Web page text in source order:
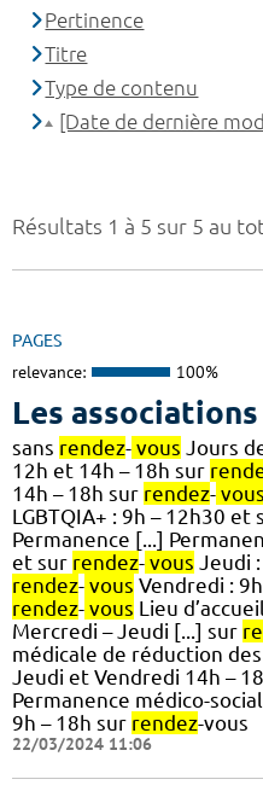
Résultats 1 à 5 sur 5 au
PAGES
relevance: 100%
Les
sans rendez- vous Jours
12h et 14h – 18h sur
14h – 18h sur rendez- vous
LGBTQIA+ : 9h – 12h30 et
Permanence [...]
et sur rendez- vous Jeudi
rendez- vous Vendredi :
rendez- vous Lieu
Mercredi – Jeudi [...] sur
médicale de réduction
Jeudi et Vendredi 14h –
Permanence médico-
9h – 18h sur rendez-vous
22/03/2024 11:06
Pertinence
Titre
Type de contenu
[Date de dernière